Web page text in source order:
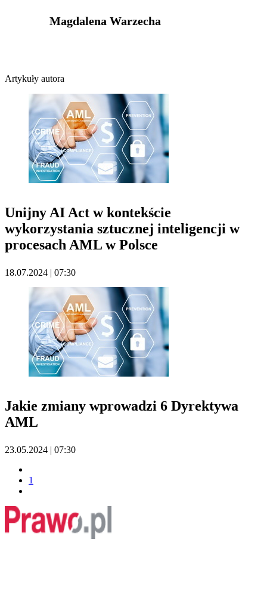
Magdalena Warzecha
Artykuły autora
Unijny AI Act w kontekście
wykorzystania sztucznej inteligencji w
procesach AML w Polsce
18.07.2024 | 07:30
Jakie zmiany wprowadzi 6 Dyrektywa
AML
23.05.2024 | 07:30
1